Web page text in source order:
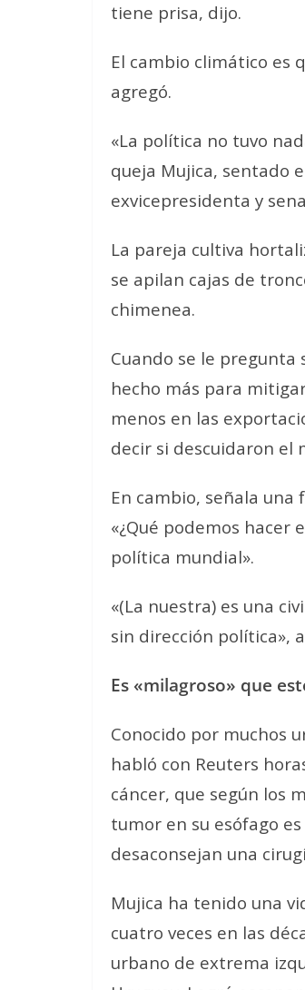
tiene prisa, dijo.
El cambio climático es
agregó.
«La política no tuvo
queja Mujica, sentado
exvicepresidenta y
La pareja cultiva
se apilan cajas de
chimenea.
Cuando se le
hecho más para
menos en las
decir si descuidaron el
En cambio, señala
«¿Qué podemos hacer
política mundial».
«(La nuestra) es una
sin dirección política»,
Es «milagroso» que
Conocido por muchos
habló con Reuters
cáncer, que según los
tumor en su esófago
desaconsejan una
Mujica ha tenido una
cuatro veces en las
urbano de extrema